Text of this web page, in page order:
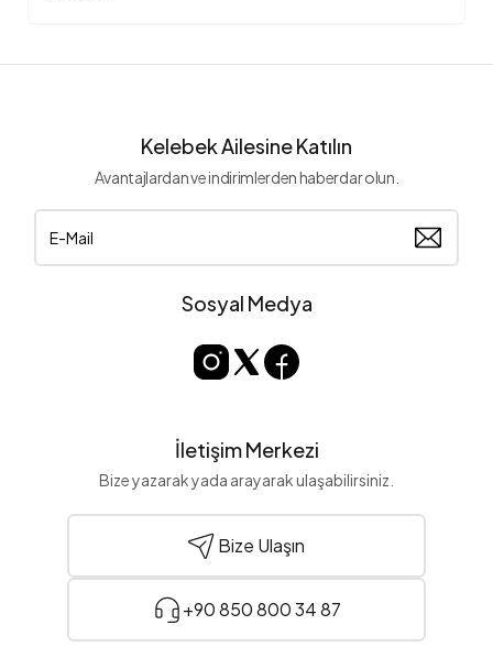
Kelebek Ailesine Katılın
Avantajlardan ve indirimlerden haberdar olun.
Sosyal Medya
İletişim Merkezi
Bize yazarak yada arayarak ulaşabilirsiniz.
Bize Ulaşın
+90 850 800 34 87